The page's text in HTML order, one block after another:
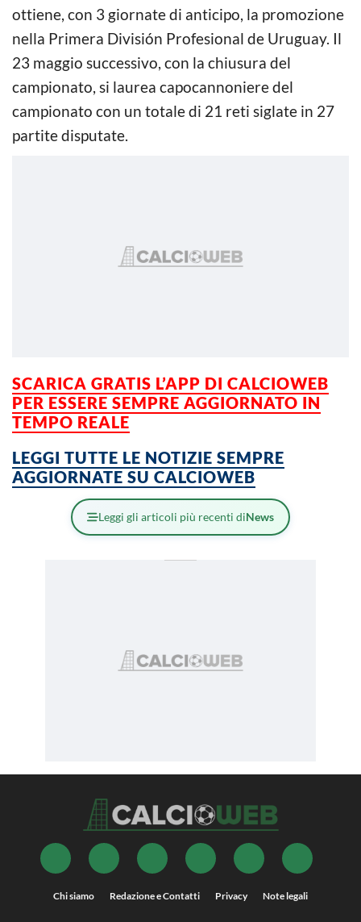
ottiene, con 3 giornate di anticipo, la promozione
nella Primera División Profesional de Uruguay. Il
23 maggio successivo, con la chiusura del
campionato, si laurea capocannoniere del
campionato con un totale di 21 reti siglate in 27
partite disputate.
SCARICA GRATIS L’APP DI CALCIOWEB
PER ESSERE SEMPRE AGGIORNATO IN
TEMPO REALE
LEGGI TUTTE LE NOTIZIE SEMPRE
AGGIORNATE SU CALCIOWEB
Leggi gli articoli più recenti diNews
Chi siamo Redazione e Contatti Privacy Note legali